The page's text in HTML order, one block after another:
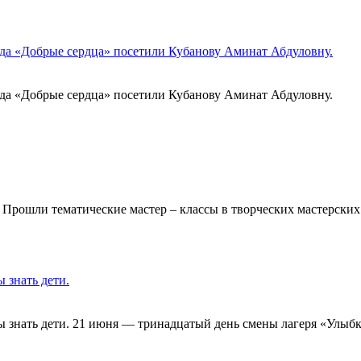
«Добрые сердца» посетили Кубанову Аминат Абдуловну.
«Добрые сердца» посетили Кубанову Аминат Абдуловну.
тематические мастер – классы в творческих
дети.
дети. 21 июня — тринадцатый день смены лагеря